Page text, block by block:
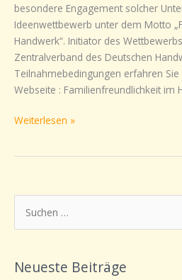
besondere Engagement solcher
Ideenwettbewerb unter dem Motto
Handwerk“. Initiator des
Zentralverband des Deutschen
Teilnahmebedingungen erfahren
Webseite : Familienfreundlichkeit im
Weiterlesen »
u
h
Neueste Beiträge